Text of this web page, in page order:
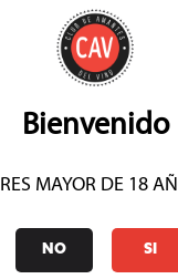
Ensamblaje Tinto
Socio: $87.300
Normal: $97.000
(0)
Bienvenido
MAYOR DE 18
NO SI